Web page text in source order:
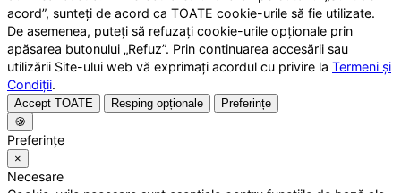
acord”, sunteți de acord ca TOATE cookie-urile să fie utilizate.
De asemenea, puteți să refuzați cookie-urile opționale prin
apăsarea butonului „Refuz”. Prin continuarea accesării sau
utilizării Site-ului web vă exprimați acordul cu privire la Termeni și
Condiții.
Accept TOATE Resping opționale
Preferințe
🍪
Preferințe
×
Necesare